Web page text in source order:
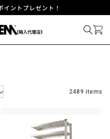
ントプレゼント！
2489 items